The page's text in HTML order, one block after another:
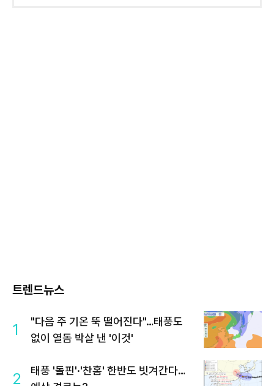
트렌드뉴스
1
"다음 주 기온 뚝 떨어진다"…태풍도
없이 열돔 박살 낸 '이것'
2
태풍 '돌핀'·'찬홈' 한반도 빗겨간다…